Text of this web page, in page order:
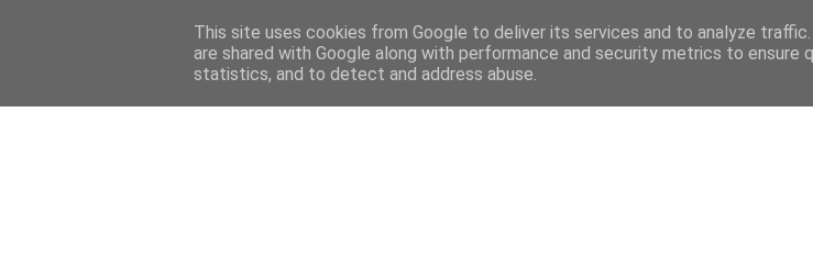
Home Features Menciones Mega Menu
This site uses cookies from Google to deliver its services and to analyze
are shared with Google along with performance and security metrics to ensure
statistics, and to detect and address abuse.